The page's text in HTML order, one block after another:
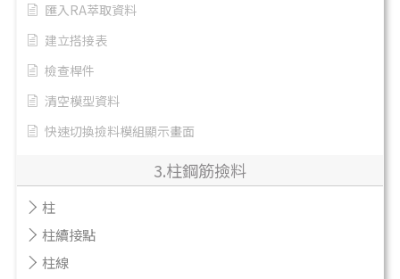
匯入RA萃取資料
建立搭接表
檢查桿件
清空模型資料
快速切換撿料模組顯示畫面
3.柱鋼筋撿料
柱
柱續接點
柱線